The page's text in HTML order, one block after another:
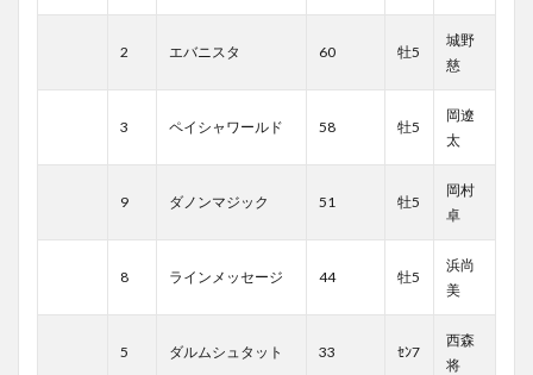
2 エバニスタ 60 牡5
城野
慈
3 ペイシャワールド 58 牡5
岡遼
太
9 ダノンマジック 51 牡5
岡村
卓
8 ラインメッセージ 44 牡5
浜尚
美
5 ダルムシュタット 33 ｾﾝ7
西森
将